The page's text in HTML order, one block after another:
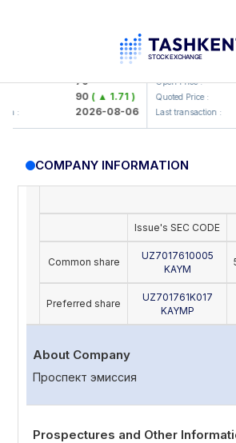
79
90( ▲ 1.71 )
2026-08-06
UZMK
Open Price :
Quoted Price :
Last transaction :
COMPANY INFORMATION
Issue's SEC CODE
Common share
UZ7017610005
KAYM
Preferred share
UZ701761K017
KAYMP
About Company
Проспект эмиссия
Prospectures and Other